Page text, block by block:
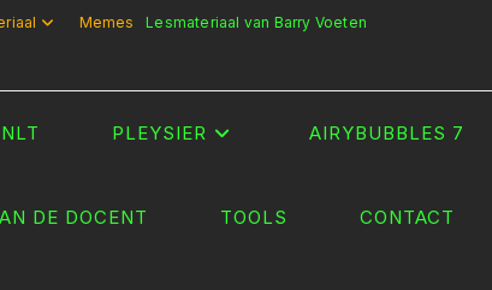
Memes Lesmateriaal van Barry Voeten
NLT PLEYSIER AIRYBUBBLES 7
DE DOCENT TOOLS CONTACT